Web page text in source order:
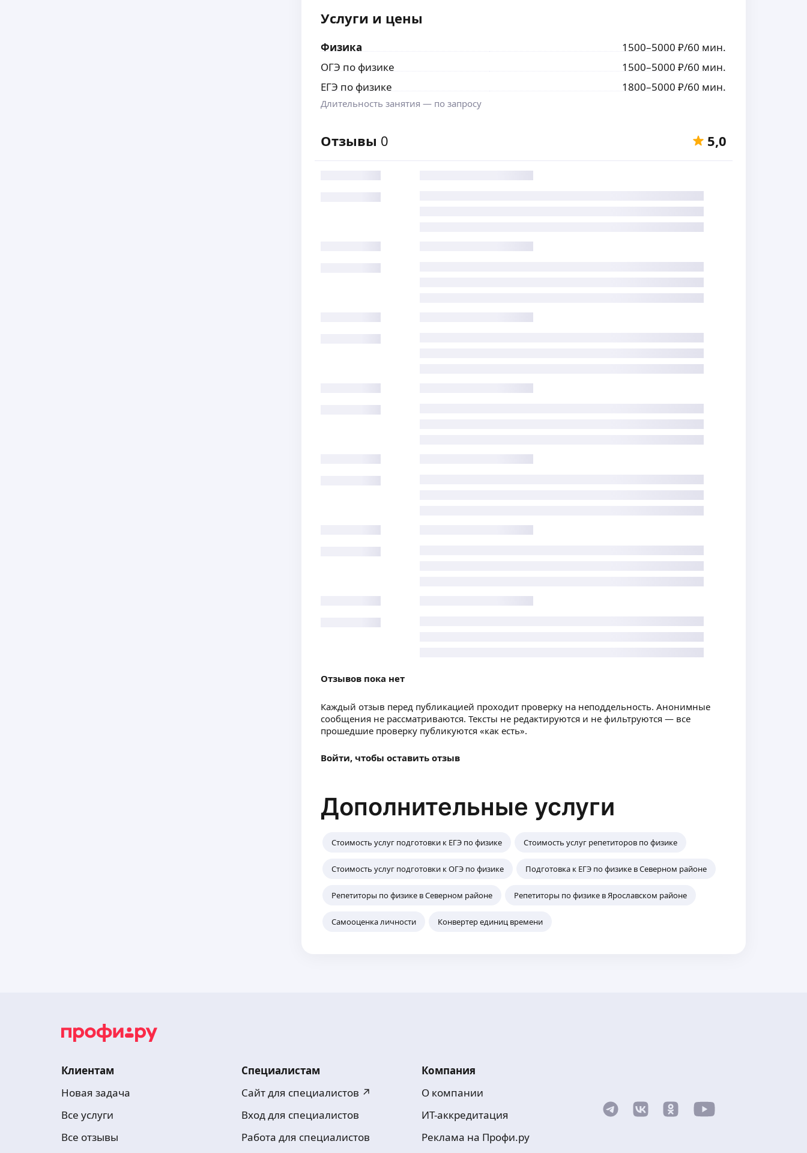
Услуги и цены
Физика 1500–5000 ₽/60 мин.
ОГЭ по физике
1500–5000 ₽/60 мин.
ЕГЭ по физике
1800–5000 ₽/60 мин.
Длительность занятия — по запросу
Отзывы 0 5,0
Отзывов пока нет
Каждый отзыв перед публикацией проходит проверку на неподдельность. Анонимные
сообщения не рассматриваются. Тексты не редактируются и не фильтруются — все
прошедшие проверку публикуются «как есть».
Войти, чтобы оставить отзыв
Дополнительные услуги
Стоимость услуг подготовки к ЕГЭ по физике Стоимость услуг репетиторов по физике
Стоимость услуг подготовки к ОГЭ по физике Подготовка к ЕГЭ по физике в Северном районе
Репетиторы по физике в Северном районе Репетиторы по физике в Ярославском районе
Самооценка личности Конвертер единиц времени
Клиентам
Новая задача
Все услуги
Все отзывы
Специалистам
Сайт для специалистов ↗
Вход для специалистов
Работа для специалистов
Компания
О компании
ИТ-аккредитация
Реклама на Профи.ру